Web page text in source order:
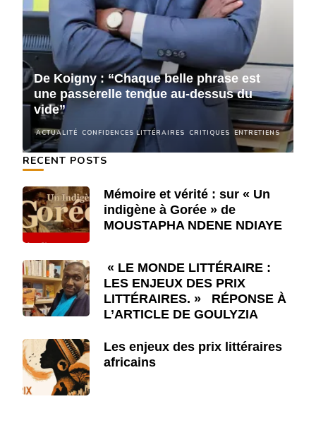
ACTUALITÉ CONFIDENCES LITTÉRAIRES CRITIQUES ENTRETIENS
De Koigny : “Chaque belle phrase est
une passerelle tendue au-dessus du
vide”
RECENT POSTS
Mémoire et vérité : sur « Un
indigène à Gorée » de
MOUSTAPHA NDENE NDIAYE
« LE MONDE LITTÉRAIRE :
LES ENJEUX DES PRIX
LITTÉRAIRES. » RÉPONSE À
L’ARTICLE DE GOULYZIA
Les enjeux des prix littéraires
africains